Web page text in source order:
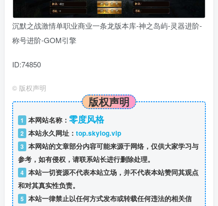
沉默之战激情单职业商业一条龙版本库-神之岛屿-灵器进阶-
称号进阶-GOM引擎
ID:74850
© 版权声明
版权声明
1 本网站名称： 零度风格
2 本站永久网址： top.skylog.vip
3 本网站的文章部分内容可能来源于网络，仅供大家学习与
参考，如有侵权，请联系站长进行删除处理。
4 本站一切资源不代表本站立场，并不代表本站赞同其观点
和对其真实性负责。
5 本站一律禁止以任何方式发布或转载任何违法的相关信